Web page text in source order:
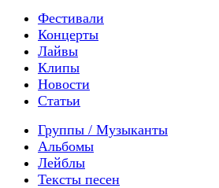
Фестивали
Концерты
Лайвы
Клипы
Новости
Статьи
Группы / Музыканты
Альбомы
Лейблы
Тексты песен